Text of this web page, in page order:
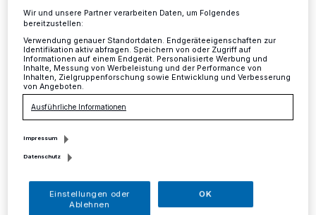
Mettmann ·Nachdem wegen dringender Wartungs-
und Unterhaltungsarbeiten in Hallenbad, Sauna und
Umkleiden der Eröffnungstermin für das Hallenbad
verschoben werden musste, laufen nun die
Vorbereitungen für den Badbetrieb an.
09.09.2019 , 14:53 Uhr
Wir und unsere Partner verarbeiten Daten, um Folgendes
bereitzustellen:
Verwendung genauer Standortdaten. Endgeräteeigenschaften zur
Identifikation aktiv abfragen. Speichern von oder Zugriff auf
Informationen auf einem Endgerät. Personalisierte Werbung und
Inhalte, Messung von Werbeleistung und der Performance von
Inhalten, Zielgruppenforschung sowie Entwicklung und Verbesserung
von Angeboten.
Ausführliche Informationen
Impressum
Datenschutz
Einstellungen oder
Ablehnen
OK